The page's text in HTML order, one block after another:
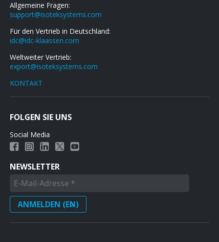
Allgemeine Fragen:
support@isoteksystems.com
Für den Vertrieb in Deutschland:
idc@idc-klaassen.com
Weltweiter Vertrieb:
export@isoteksystems.com
KONTAKT
FOLGEN SIE UNS
Social Media
NEWSLETTER